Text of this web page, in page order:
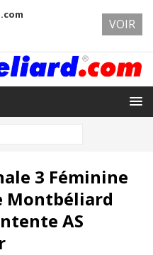
3 Féminine
Montbéliard
AS
VOIR